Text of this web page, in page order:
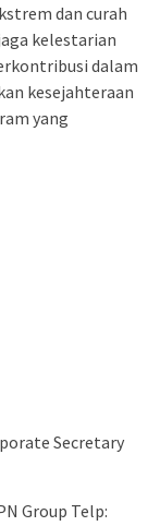
dan curah
kelestarian
dalam
kesejahteraan
yang
Secretary
Group Telp: